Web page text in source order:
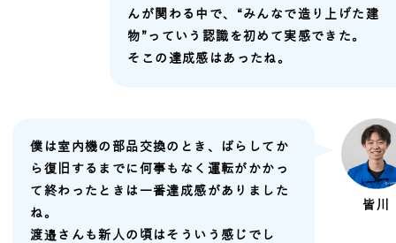
んが関わる中で、“みんなで造り上げた建
物”っていう認識を初めて実感できた。
そこの達成感はあったね。
皆川
僕は室内機の部品交換のとき、ばらしてか
ら復旧するまでに何事もなく運転がかかっ
て終わったときは一番達成感がありました
ね。
渡邉さんも新人の頃はそういう感じでし